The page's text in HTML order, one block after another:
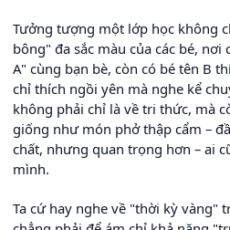
Tưởng tượng một lớp học không
bông" đa sắc màu của các bé,
A" cùng bạn bè, còn có bé tên B
chỉ thích ngồi yên mà nghe kể
không phải chỉ là về tri thức, mà
giống như món phở thập cẩm –
chất, nhưng quan trọng hơn – ai
mình.
Ta cứ hay nghe về "thời kỳ vàng"